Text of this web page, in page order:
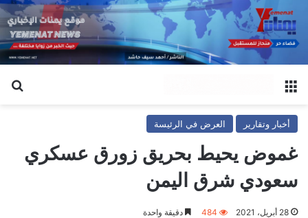
أخبار وتقارير العرض في الرئيسة
غموض يحيط بحريق زورق عسكري
سعودي شرق اليمن
28 أبريل، 2021 484 دقيقة واحدة